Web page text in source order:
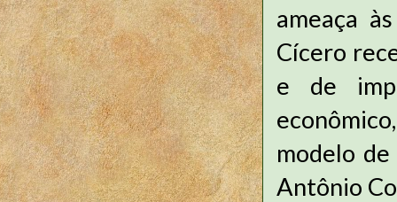
ameaça
Cícero
e de
modelo
Antônio